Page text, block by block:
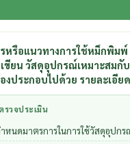
หรือแนวทางการใช้หมึกพิมพ์
ขียน วัสดุอุปกรณ์เหมาะสมกับ
งประกอบไปด้วย รายละเอีย
รวจประเมิน
หนดมาตรการในการใช้วัสดุอุปก